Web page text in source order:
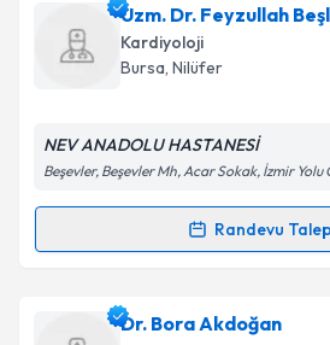
Takvim Talebini
Doç. Dr. Tahsin Bozatiçin
oluşturun. Size bu uzmandan
takvim hazırlandığında e-posta
Kişisel verilerimin
Metni'ni okudum ve kişisel
Uzm. Dr. Feyzullah
Kardiyoloji
Bursa, Nilüfer
NEV ANADOLU HASTANESİ
Beşevler, Beşevler Mh, Acar Sokak, İzmir Yolu
Randevu
Randevu Takvimi Talebi
Uzm. Dr. Feyzullah Beşliiçin
Dr. Bora Akdoğan